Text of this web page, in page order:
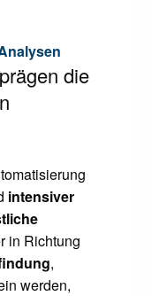
die
intensiver
in Richtung
,
werden,